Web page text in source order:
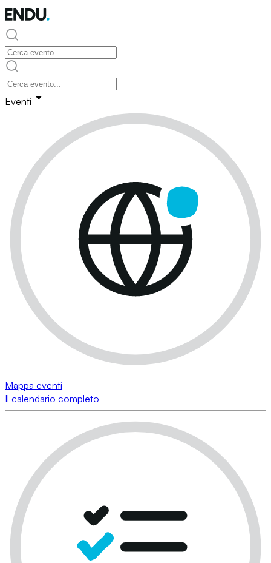
Eventi
Mappa eventi
Il calendario completo